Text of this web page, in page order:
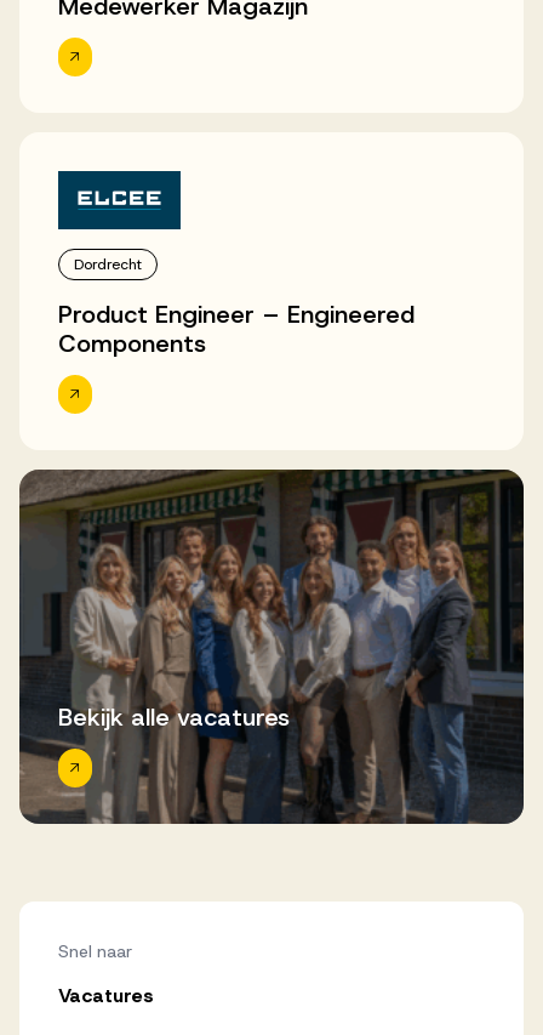
Dordrecht
Product Engineer – Engineered
Components
Bekijk alle vacatures
Snel naar
Vacatures